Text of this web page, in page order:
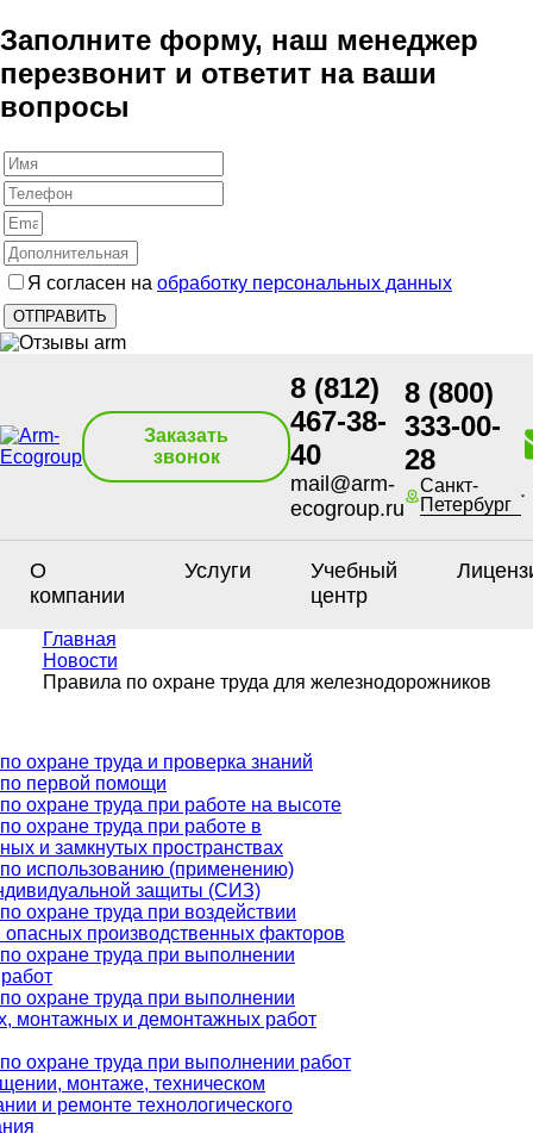
Заполните форму, наш менеджер
перезвонит и ответит на ваши
вопросы
Я согласен на обработку персональных данных
Заказать
звонок
8 (812)
467-38-
40
mail@arm-
ecogroup.ru
8 (800)
333-00-
28
Санкт-
Петербург
О
компании
Услуги
Учебный
центр
Главная
Новости
Правила по охране труда для железнодорожников
охране труда и проверка знаний
первой помощи
охране труда при работе на высоте
охране труда при работе в
и замкнутых пространствах
использованию (применению)
защиты (СИЗ)
охране труда при воздействии
производственных факторов
охране труда при выполнении
охране труда при выполнении
монтажных и демонтажных работ
охране труда при выполнении работ
монтаже, техническом
и ремонте технологического